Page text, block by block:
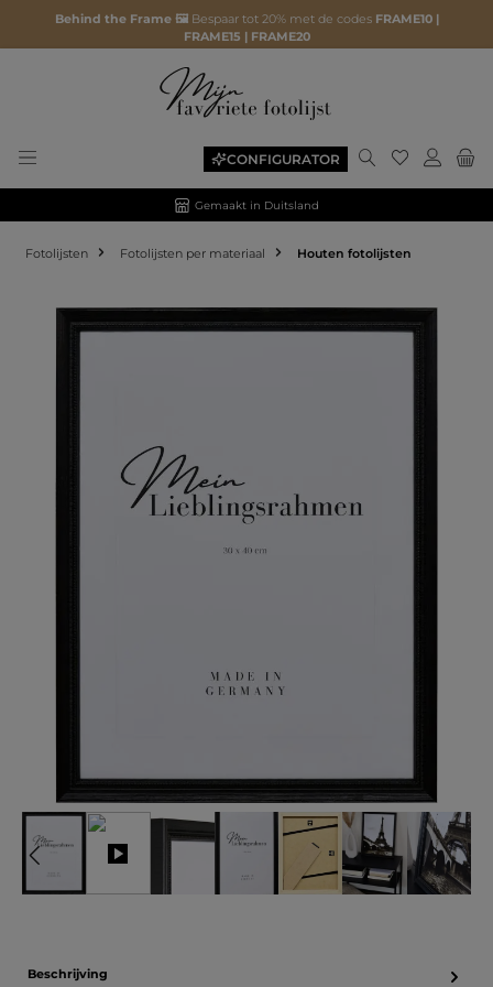
Behind the Frame 🖼️ Bespaar tot 20% met de codes FRAME10 |
FRAME15 | FRAME20
CONFIGURATOR
Gemaakt in Duitsland
Fotolijsten Fotolijsten per materiaal Houten fotolijsten
Afbeeldingengalerij overslaan
Beschrijving